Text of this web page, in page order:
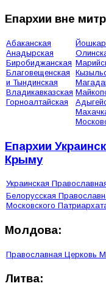
Епархии вне
Абаканская
Анадырская
Биробиджанская
Благовещенская
и Тындинская
Владикавказская
Горноалтайская
Епархии
Крыму
Украинская
Белорусская
Московского
Молдова:
Православная Церковь
Литва: